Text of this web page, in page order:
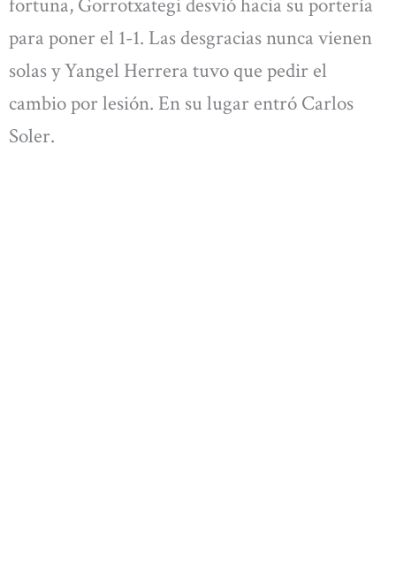
fortuna, Gorrotxategi desvió hacia su portería
para poner el 1-1. Las desgracias nunca vienen
solas y Yangel Herrera tuvo que pedir el
cambio por lesión. En su lugar entró Carlos
Soler.